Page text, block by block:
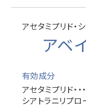
アセタミプリド・
アベ
有効成分
アセタミプリド・・・
シアトラニリプロー